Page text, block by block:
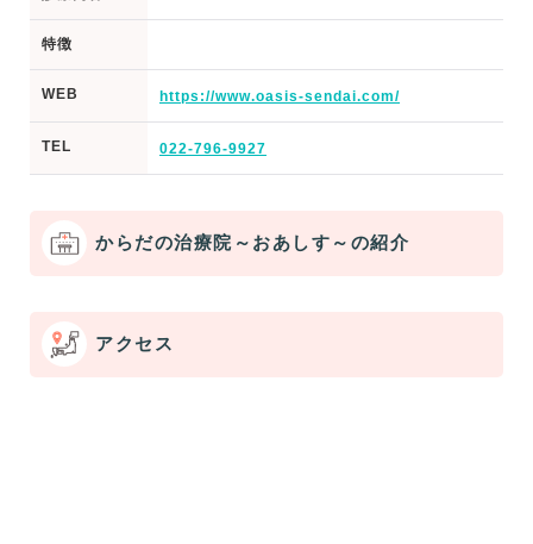
特徴
WEB https://www.oasis-sendai.com/
TEL 022-796-9927
からだの治療院～おあしす～の紹介
アクセス